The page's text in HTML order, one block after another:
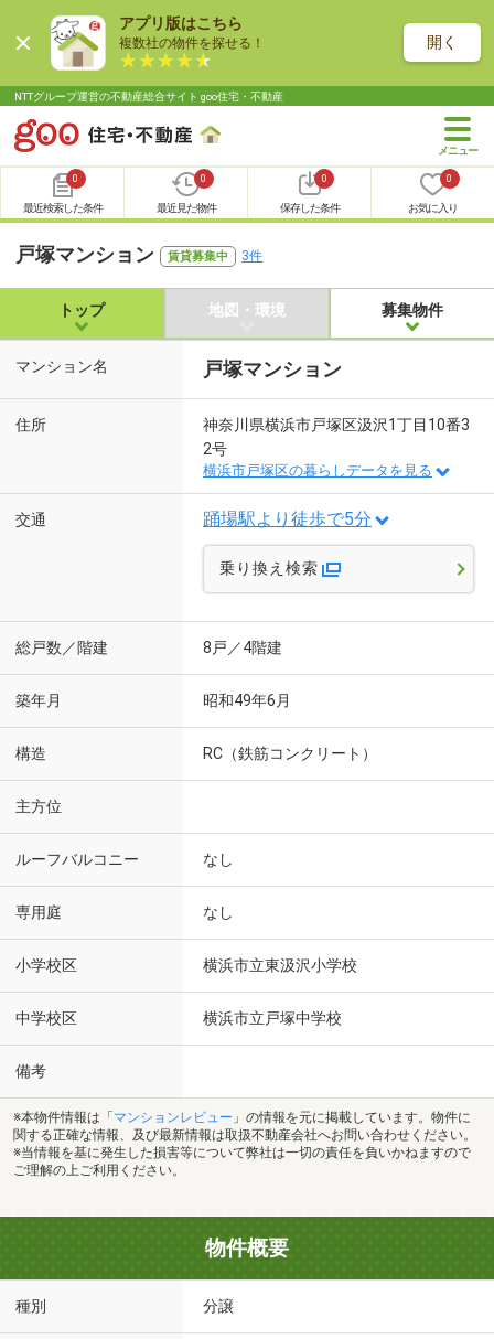
アプリ版はこちら
複数社の物件を探せる！ 開く
NTTグループ運営の不動産総合サイト goo住宅・不動産
0
最近検索した条件
0
最近見た物件
0
保存した条件
0
お気に入り
戸塚マンション 賃貸募集中 3件
トップ 地図・環境 募集物件
マンション名 戸塚マンション
住所
神奈川県横浜市戸塚区汲沢1丁目10番3
2号
横浜市戸塚区の暮らしデータを見る
交通 踊場駅より徒歩で5分
乗り換え検索
総戸数／階建 8戸／4階建
築年月 昭和49年6月
構造 RC（鉄筋コンクリート）
主方位
ルーフバルコニー なし
専用庭 なし
小学校区 横浜市立東汲沢小学校
中学校区 横浜市立戸塚中学校
備考
※本物件情報は「 マンションレビュー 」の情報を元に掲載しています。物件に
関する正確な情報、及び最新情報は取扱不動産会社へお問い合わせください。
※当情報を基に発生した損害等について弊社は一切の責任を負いかねますので
ご理解の上ご利用ください。
物件概要
種別 分譲